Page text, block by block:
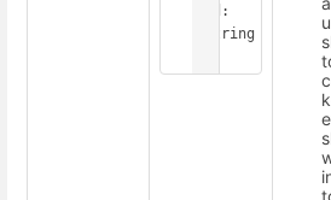
and:
<string